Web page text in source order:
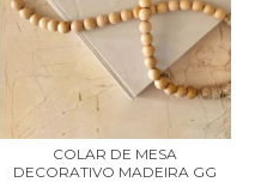
COLAR DE MESA
DECORATIVO MADEIRA GG